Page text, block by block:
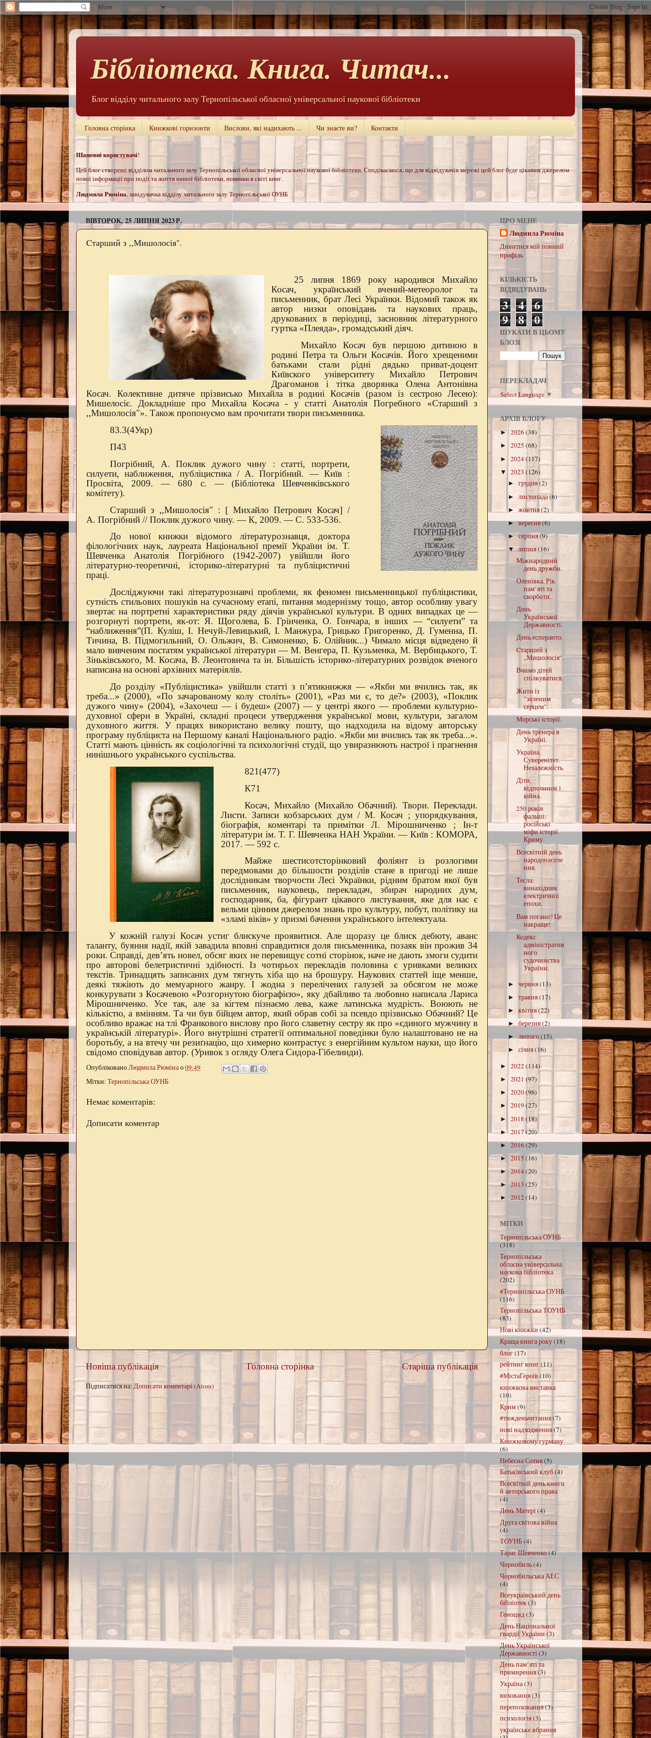
Бібліотека. Книга. Читач...
Блог відділу читального залу Тернопільської обласної універсальної наукової бібліотеки
Головна сторінка Книжкові горизонти Вислови, які надихають ... Чи знаєте ви? Контакти
Шановні користувачі!
Цей блог створено відділом читального залу Тернопільської обласної універсальної наукової бібліотеки. Сподіваємося, що для відвідувачів мережі цей блог буде цікавим джерелом
нової інформації про події та життя нашої бібліотеки, новинки в світі книг.
Людмила Рюміна, завідувачка відділу читального залу Тернопільської ОУНБ
ВІВТОРОК, 25 ЛИПНЯ 2023 Р.
Cтарший з ,,Мишолосія".
25 липня 1869 року народився Михайло
Косач, український вчений-метеоролог та
письменник, брат Лесі Українки. Відомий також як
автор низки оповідань та наукових праць,
друкованих в періодиці, засновник літературного
гуртка «Плеяда», громадський діяч.
Михайло Косач був першою дитиною в
родині Петра та Ольги Косачів. Його хрещеними
батьками стали рідні дядько приват-доцент
Київского університету Михайло Петрович
Драгоманов і тітка дворянка Олена Антонівна
Косач. Колективне дитяче прізвисько Михайла в родині Косачів (разом із сестрою Лесею):
Мишелосіє. Докладніше про Михайла Косача - у статті Анатолія Погребного «Cтарший з
,,Мишолосія"». Також пропонуємо вам прочитати твори письменника.
83.3(4Укр)
П43
Погрібний, А. Поклик дужого чину : статті, портрети,
силуети, наближення, публіцистика / А. Погрібний. — Київ :
Просвіта, 2009. — 680 с. — (Бібліотека Шевченківського
комітету).
Cтарший з ,,Мишолосія" : [ Михайло Петрович Косач] /
А. Погрібний // Поклик дужого чину. — К, 2009. — С. 533-536.
До нової книжки відомого літературознавця, доктора
філологічних наук, лауреата Національної премії України ім. Т.
Шевченка Анатолія Погрібного (1942-2007) увійшли його
літературно-теоретичні, історико-літературні та публіцистичні
праці.
Досліджуючи такі літературознавчі проблеми, як феномен письменницької публіцистики,
сутність стильових пошуків на сучасному етапі, питання модернізму тощо, автор особливу увагу
звертає на портретні характеристики ряду діячів української культури. В одних випадках це —
розгорнуті портрети, як-от: Я. Щоголева, Б. Грінченка, О. Гончара, в інших — “силуети” та
“наближення”(П. Куліш, І. Нечуй-Левицький, І. Манжура, Грицько Григоренко, Д. Гуменна, П.
Тичина, В. Підмогильний, О. Ольжич, В. Симоненко, Б. Олійник...) Чимало місця відведено й
мало вивченим постатям української літератури — М. Венгера, П. Кузьменка, М. Вербицького, Т.
Зіньківського, М. Косача, В. Леонтовича та ін. Більшість історико-літературних розвідок вченого
написана на основі архівних матеріялів.
До розділу «Публіцистика» увійшли статті з п’ятикнижжя — «Якби ми вчились так, як
треба...» (2000), «По зачарованому колу століть» (2001), «Раз ми є, то де?» (2003), «Поклик
дужого чину» (2004), «Захочеш — і будеш» (2007) — у центрі якого — проблеми культурно-
духовної сфери в Україні, складні процеси утвердження української мови, культури, загалом
духовного життя. У працях використано велику пошту, що надходила на відому авторську
програму публіциста на Першому каналі Національного радіо. «Якби ми вчились так як треба...».
Статті мають цінність як соціологічні та психологічні студії, що увиразнюють настрої і прагнення
нинішнього українського суспільства.
821(477)
К71
Косач, Михайло (Михайло Обачний). Твори. Переклади.
Листи. Записи кобзарських дум / М. Косач ; упорядкування,
біографія, коментарі та примітки Л. Мірошниченко ; Ін-т
літератури ім. Т. Г. Шевченка НАН України. — Київ : КОМОРА,
2017. — 592 с.
Майже шестисотсторінковий фоліянт із розлогими
передмовами до більшости розділів стане в пригоді не лише
дослідникам творчости Лесі Українки, рідним братом якої був
письменник, науковець, перекладач, збирач народних дум,
господарник, ба, фігурант цікавого листування, яке для нас є
вельми цінним джерелом знань про культуру, побут, політику на
«зламі віків» у призмі бачення українського інтелектуала.
У кожній галузі Косач устиг блискуче проявитися. Але щоразу це блиск дебюту, аванс
таланту, буяння надії, якій завадила вповні справдитися доля письменника, позаяк він прожив 34
роки. Справді, дев’ять новел, обсяг яких не перевищує сотні сторінок, наче не дають змоги судити
про авторові белетристичні здібності. Із чотирьох перекладів половина є уривками великих
текстів. Тринадцять записаних дум тягнуть хіба що на брошуру. Наукових статтей іще менше,
деякі тяжіють до мемуарного жанру. І жодна з перелічених галузей за обсягом не може
конкурувати з Косачевою «Розгорнутою біографією», яку дбайливо та любовно написала Лариса
Мірошниченко. Усе так, але за кігтем пізнаємо лева, каже латинська мудрість. Воюють не
кількістю, а вмінням. Та чи був бійцем автор, який обрав собі за псевдо прізвисько Обачний? Це
особливо вражає на тлі Франкового вислову про його славетну сестру як про «єдиного мужчину в
українській літературі». Його внутрішні стратегії оптимальної поведінки було налаштовано не на
боротьбу, а на втечу чи резиґнацію, що химерно контрастує з енергійним культом науки, що його
свідомо сповідував автор. (Уривок з огляду Олега Сидора-Гібелинди).
ОпублікованоЛюдмила Рюмінао09:49
Мітки: Тернопільська ОУНБ
Немає коментарів:
Дописати коментар
Новіша публікація Старіша публікація
Головна сторінка
Підписатися на: Дописати коментарі (Atom)
ПРО МЕНЕ
Людмила Рюміна
Дивитися мій повний
профіль
КІЛЬКІСТЬ
ВІДВІДУВАНЬ
3 4 6
9 8 0
ШУКАТИ В ЦЬОМУ
БЛОЗІ
ПЕРЕКЛАДАЧ
Select Language ▼
АРХІВ БЛОГУ
► 2026(38)
► 2025 (68)
► 2024(117)
▼ 2023 (126)
►грудня(2)
►листопада(6)
►жовтня(2)
►вересня(6)
►серпня(9)
▼липня(16)
Міжнародний
день дружби.
Оленівка. Рік
пам’яті та
скорботи.
День
Української
Державності.
День есперанто.
Cтарший з
,,Мишолосія".
Вчимо дітей
спілкуватися.
Жити із
"зеленим
серцем".
Морські історії.
День тренера в
Україні.
Україна.
Суверенітет.
Незалежність.
Діти,
відпочинок і
війна.
250 років
фальші:
російські
міфи історії
Криму.
Всесвітній день
народонаселе
ння.
Тесла:
винахідник
електричної
епохи.
Вам погано? Це
накраще!
Кодекс
адміністратив
ного
судочинства
України.
►червня(13)
►травня(17)
►квітня(22)
►березня(2)
►лютого(15)
►січня(16)
► 2022(114)
► 2021 (97)
► 2020(96)
► 2019(27)
► 2018 (18)
►2017(20)
► 2016(29)
► 2015 (16)
►2014(20)
►2013 (25)
► 2012(14)
МІТКИ
Тернопільська ОУНБ
(318)
Тернопільська
обласна універсальна
наукова бібліотека
(202)
#Тернопільська ОУНБ
(116)
Тернопільська ТОУНБ
(83)
Нові книжки(42)
Краща книга року(18)
блог(17)
рейтинг книг(11)
#МістаГероїв (10)
книжкова виставка
(10)
Крим(9)
#тижденьчитання(7)
нові надходження(7)
Книжковому гурману
(6)
Небесна Сотня(5)
Батьківський клуб(4)
Всесвітній день книги
й авторського права
(4)
День Матері(4)
Друга світова війна
(4)
ТОУНБ(4)
Тарас Шевченко(4)
Чорнобиль(4)
Чорнобильська АЕС
(4)
Всеукраїнський день
бібліотек(3)
Геноцид(3)
День Національної
гвардії України (3)
День Української
Державності (3)
День пам’яті та
примирення(3)
Україна(3)
виховання(3)
перепоховання(3)
психологія(3)
українське вбрання